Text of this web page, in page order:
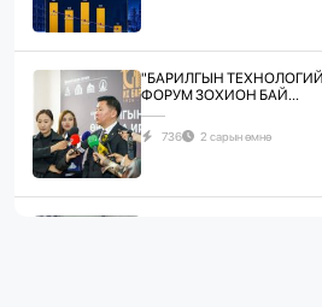
"БАРИЛГЫН
ФОРУМ ЗОХИОН БАЙ...
736 2 сарын өмнө